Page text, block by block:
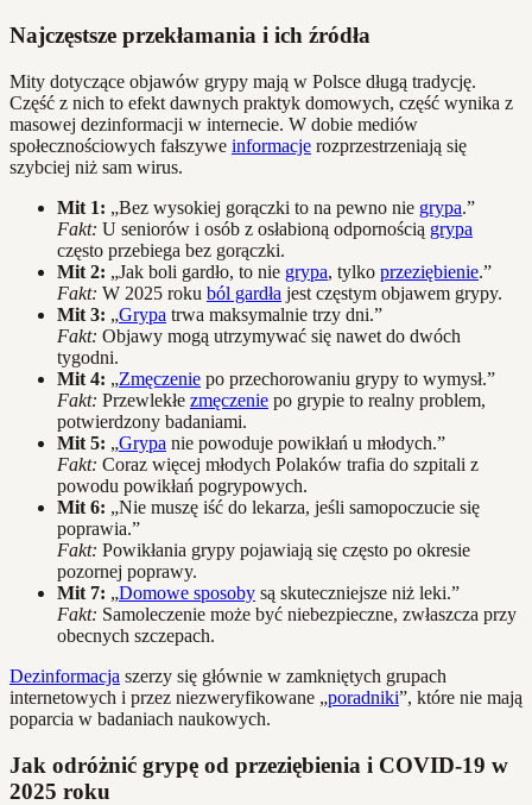
Najczęstsze przekłamania i ich źródła
Mity dotyczące objawów grypy mają w Polsce długą tradycję.
Część z nich to efekt dawnych praktyk domowych, część wynika z
masowej dezinformacji w internecie. W dobie mediów
społecznościowych fałszywe informacje rozprzestrzeniają się
szybciej niż sam wirus.
Mit 1: „Bez wysokiej gorączki to na pewno nie grypa.”
Fakt: U seniorów i osób z osłabioną odpornością grypa
często przebiega bez gorączki.
Mit 2: „Jak boli gardło, to nie grypa, tylko przeziębienie.”
Fakt: W 2025 roku ból gardła jest częstym objawem grypy.
Mit 3: „Grypa trwa maksymalnie trzy dni.”
Fakt: Objawy mogą utrzymywać się nawet do dwóch
tygodni.
Mit 4: „Zmęczenie po przechorowaniu grypy to wymysł.”
Fakt: Przewlekłe zmęczenie po grypie to realny problem,
potwierdzony badaniami.
Mit 5: „Grypa nie powoduje powikłań u młodych.”
Fakt: Coraz więcej młodych Polaków trafia do szpitali z
powodu powikłań pogrypowych.
Mit 6: „Nie muszę iść do lekarza, jeśli samopoczucie się
poprawia.”
Fakt: Powikłania grypy pojawiają się często po okresie
pozornej poprawy.
Mit 7: „Domowe sposoby są skuteczniejsze niż leki.”
Fakt: Samoleczenie może być niebezpieczne, zwłaszcza przy
obecnych szczepach.
Dezinformacja szerzy się głównie w zamkniętych grupach
internetowych i przez niezweryfikowane „poradniki”, które nie mają
poparcia w badaniach naukowych.
Jak odróżnić grypę od przeziębienia i COVID-19 w
2025 roku